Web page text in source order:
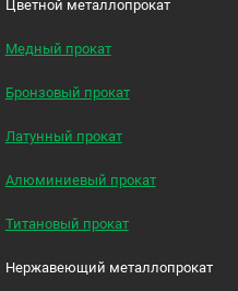
Цветной металлопрокат
Медный прокат
Бронзовый прокат
Латунный прокат
Алюминиевый прокат
Титановый прокат
Нержавеющий металлопрокат